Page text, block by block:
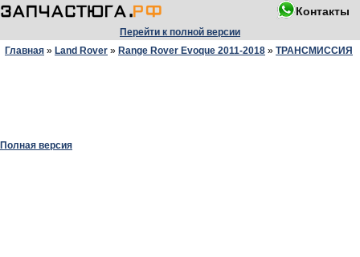
Контакты
Перейти к полной версии
Главная » Land Rover » Range Rover Evoque 2011-2018 » ТРАНСМИССИЯ
Полная версия